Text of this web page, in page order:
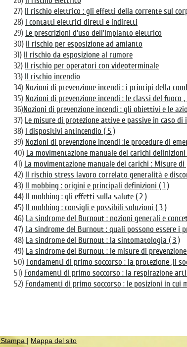
27) Il rischio elettrico : gli effetti della corrente sul
28) I contatti elettrici diretti e indiretti
29) Le prescrizioni d'uso dell'impianto elettrico
30) Il rischio per esposizione ad amianto
31) Il rischio da esposizione al rumore
32) Il rischio per operatori con videoterminale
33) Il rischio incendio
34) Nozioni di prevenzione incendi : i principi della
35) Nozioni di prevenzione incendi : le classi del
36)Nozioni di prevenzione incendi : gli obiettivi e le
37) Le misure di protezione attive e passive in caso di
38) I dispositivi antincendio ( 5 )
39) Nozioni di prevenzione incendi :le procedure di
40) La movimentazione manuale dei carichi
41) La movimentazione manuale dei carichi : Misure
42) Il rischio stress lavoro correlato generalità e
43) Il mobbing : origini e principali definizioni ( 1 )
44) Il mobbing : gli effetti sulla salute ( 2 )
45) Il mobbing : consigli e possibili soluzioni ( 3 )
46) La sindrome del Burnout : nozioni generali e
47) La sindrome del Burnout : quali possono essere
48) La sindrome del Burnout : la sintomatologia ( 3 )
49) La sindrome del Burnout : le misure di
50) Fondamenti di primo soccorso : la protezione ,il
51) Fondamenti di primo soccorso : la respirazione
52) Fondamenti di primo soccorso : le posizioni in cui
Stampa | Mappa del sito